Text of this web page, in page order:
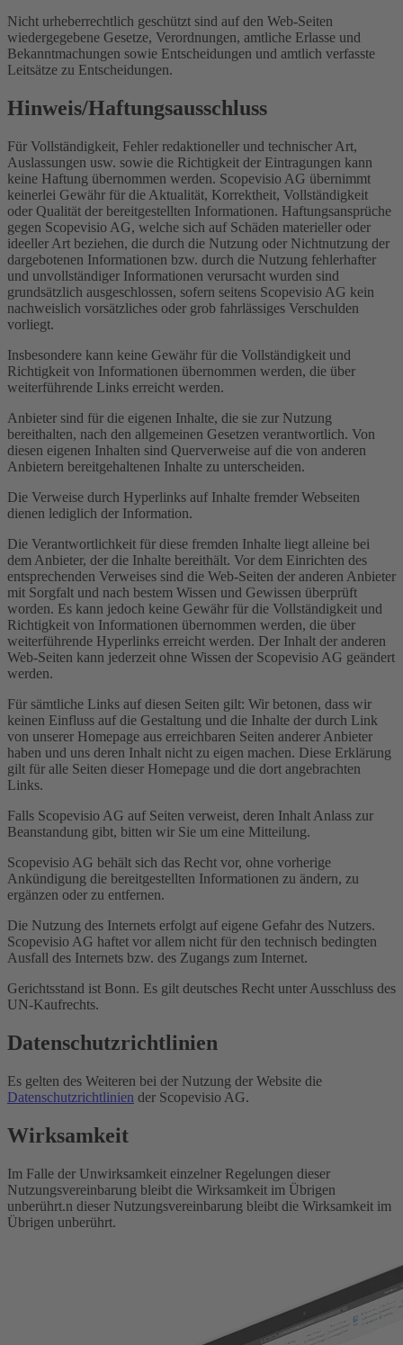
Nicht urheberrechtlich geschützt sind auf den Web-Seiten
wiedergegebene Gesetze, Verordnungen, amtliche Erlasse und
Bekanntmachungen sowie Entscheidungen und amtlich verfasste
Leitsätze zu Entscheidungen.
Hinweis/Haftungsausschluss
Für Vollständigkeit, Fehler redaktioneller und technischer Art,
Auslassungen usw. sowie die Richtigkeit der Eintragungen kann
keine Haftung übernommen werden. Scopevisio AG übernimmt
keinerlei Gewähr für die Aktualität, Korrektheit, Vollständigkeit
oder Qualität der bereitgestellten Informationen. Haftungsansprüche
gegen Scopevisio AG, welche sich auf Schäden materieller oder
ideeller Art beziehen, die durch die Nutzung oder Nichtnutzung der
dargebotenen Informationen bzw. durch die Nutzung fehlerhafter
und unvollständiger Informationen verursacht wurden sind
grundsätzlich ausgeschlossen, sofern seitens Scopevisio AG kein
nachweislich vorsätzliches oder grob fahrlässiges Verschulden
vorliegt.
Insbesondere kann keine Gewähr für die Vollständigkeit und
Richtigkeit von Informationen übernommen werden, die über
weiterführende Links erreicht werden.
Anbieter sind für die eigenen Inhalte, die sie zur Nutzung
bereithalten, nach den allgemeinen Gesetzen verantwortlich. Von
diesen eigenen Inhalten sind Querverweise auf die von anderen
Anbietern bereitgehaltenen Inhalte zu unterscheiden.
Die Verweise durch Hyperlinks auf Inhalte fremder Webseiten
dienen lediglich der Information.
Die Verantwortlichkeit für diese fremden Inhalte liegt alleine bei
dem Anbieter, der die Inhalte bereithält. Vor dem Einrichten des
entsprechenden Verweises sind die Web-Seiten der anderen Anbieter
mit Sorgfalt und nach bestem Wissen und Gewissen überprüft
worden. Es kann jedoch keine Gewähr für die Vollständigkeit und
Richtigkeit von Informationen übernommen werden, die über
weiterführende Hyperlinks erreicht werden. Der Inhalt der anderen
Web-Seiten kann jederzeit ohne Wissen der Scopevisio AG geändert
werden.
Für sämtliche Links auf diesen Seiten gilt: Wir betonen, dass wir
keinen Einfluss auf die Gestaltung und die Inhalte der durch Link
von unserer Homepage aus erreichbaren Seiten anderer Anbieter
haben und uns deren Inhalt nicht zu eigen machen. Diese Erklärung
gilt für alle Seiten dieser Homepage und die dort angebrachten
Links.
Falls Scopevisio AG auf Seiten verweist, deren Inhalt Anlass zur
Beanstandung gibt, bitten wir Sie um eine Mitteilung.
Scopevisio AG behält sich das Recht vor, ohne vorherige
Ankündigung die bereitgestellten Informationen zu ändern, zu
ergänzen oder zu entfernen.
Die Nutzung des Internets erfolgt auf eigene Gefahr des Nutzers.
Scopevisio AG haftet vor allem nicht für den technisch bedingten
Ausfall des Internets bzw. des Zugangs zum Internet.
Gerichtsstand ist Bonn. Es gilt deutsches Recht unter Ausschluss des
UN-Kaufrechts.
Datenschutzrichtlinien
Es gelten des Weiteren bei der Nutzung der Website die
Datenschutzrichtlinien der Scopevisio AG.
Wirksamkeit
Im Falle der Unwirksamkeit einzelner Regelungen dieser
Nutzungsvereinbarung bleibt die Wirksamkeit im Übrigen
unberührt.n dieser Nutzungsvereinbarung bleibt die Wirksamkeit im
Übrigen unberührt.